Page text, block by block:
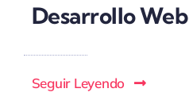
Desarrollo Web
Seguir Leyendo